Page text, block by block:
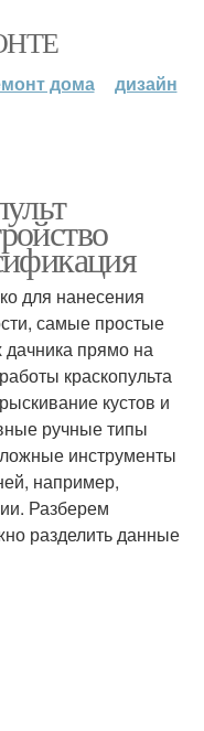
дома дизайн
для нанесения
самые простые
дачника прямо на
краскопульта
кустов и
ручные типы
инструменты
например,
Разберем
разделить данные